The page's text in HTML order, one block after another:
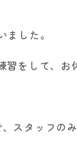
ました。
習をして、お
スタッフの